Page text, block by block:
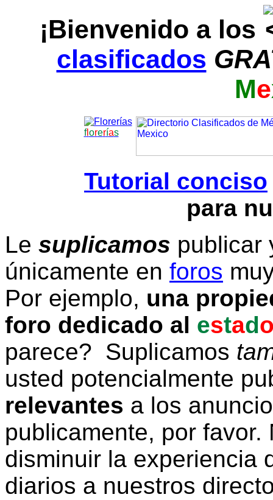
¡Bienvenido a los
clasificados
Me
florerías
Tutorial conciso
para
Le suplicamos publicar
únicamente en foros
Por ejemplo, una
foro dedicado al estad
parece? Suplicamos
usted potencialmente
relevantes a los
publicamente, por
disminuir la experiencia
diarios a nuestros